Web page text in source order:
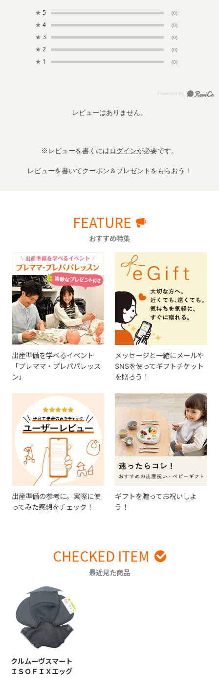
★ 5 (0)
★ 4 (0)
★ 3 (0)
★ 2 (0)
★ 1 (0)
レビューはありません。
※レビューを書くにはログインが必要です。
レビューを書いてクーポン＆プレゼントをもらおう！
FEATURE
おすすめ特集
出産準備を学べるイベント
「プレママ・プレパパレッス
ン」
メッセージと一緒にメールや
SNSを使ってギフトチケット
を贈ろう！
出産準備の参考に。実際に使
ってみた感想をチェック！
ギフトを贈ってお祝いしよ
う！
CHECKED ITEM
最近見た商品
クルムーヴスマート
ＩＳＯＦＩＸエッグ